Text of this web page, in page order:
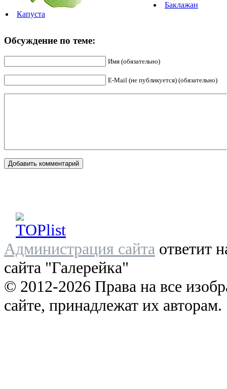
Капуста
Баклажан
Обсуждение по теме:
Имя (обязательно)
E-Mail (не публикуется) (обязательно)
Администрация сайта ответит
сайта "Галерейка"
© 2012-2026 Права на все
сайте, принадлежат их авторам.